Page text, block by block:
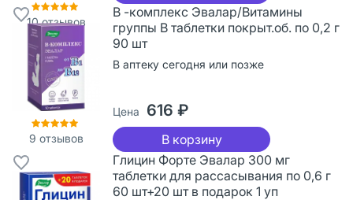
10отзывов
9 отзывов
В -комплекс Эвалар/Витамины
группы В таблетки покрыт.об. по 0,2 г
90 шт
В аптеку сегодня или позже
Цена 616 ₽
В корзину
Глицин Форте Эвалар 300 мг
таблетки для рассасывания по 0,6 г
60 шт+20 шт в подарок 1 уп